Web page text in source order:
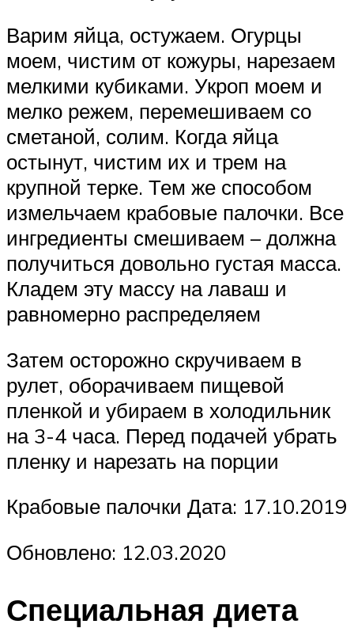
Варим яйца, остужаем. Огурцы
моем, чистим от кожуры, нарезаем
мелкими кубиками. Укроп моем и
мелко режем, перемешиваем со
сметаной, солим. Когда яйца
остынут, чистим их и трем на
крупной терке. Тем же способом
измельчаем крабовые палочки. Все
ингредиенты смешиваем – должна
получиться довольно густая масса.
Кладем эту массу на лаваш и
равномерно распределяем
Затем осторожно скручиваем в
рулет, оборачиваем пищевой
пленкой и убираем в холодильник
на 3-4 часа. Перед подачей убрать
пленку и нарезать на порции
Крабовые палочки Дата: 17.10.2019
Обновлено: 12.03.2020
Специальная диета